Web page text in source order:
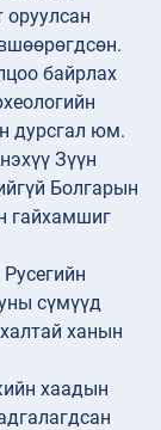
оруулсан
байрлах
дурсгал юм.
Зүүн
Болгарын
гайхамшиг
Русегийн
сүмүүд
ханын
хаадын